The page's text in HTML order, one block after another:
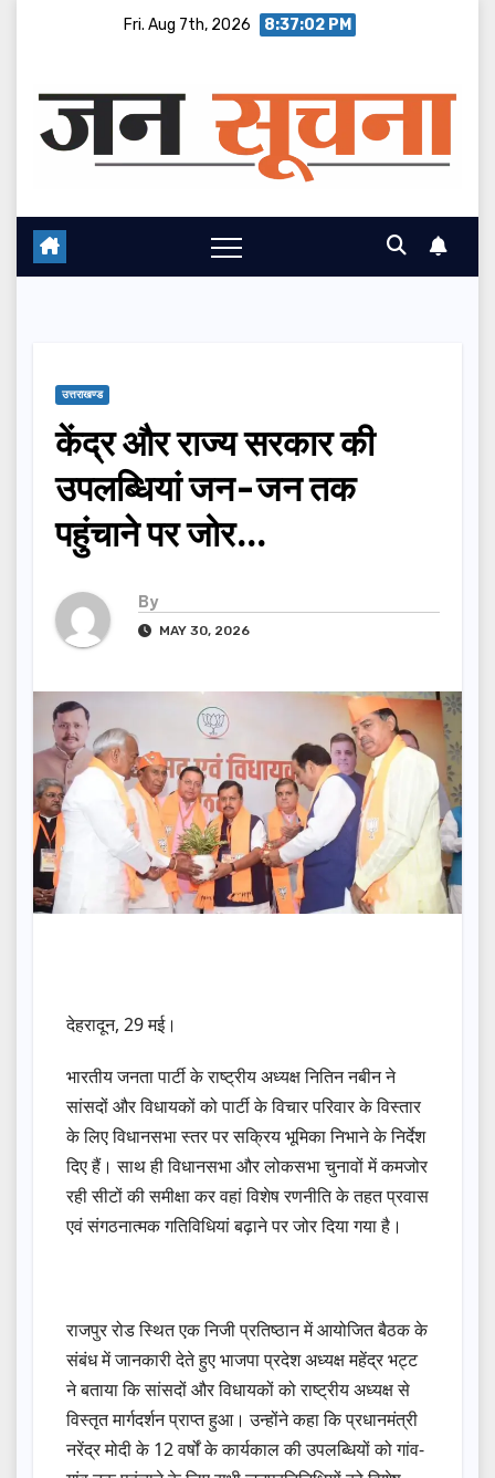
Fri. Aug 7th, 2026 8:37:03 PM
उत्तराखण्ड
केंद्र और राज्य सरकार की
उपलब्धियां जन-जन तक
पहुंचाने पर जोर…
By
MAY 30, 2026
देहरादून, 29 मई।
भारतीय जनता पार्टी के राष्ट्रीय अध्यक्ष नितिन नबीन ने
सांसदों और विधायकों को पार्टी के विचार परिवार के विस्तार
के लिए विधानसभा स्तर पर सक्रिय भूमिका निभाने के निर्देश
दिए हैं। साथ ही विधानसभा और लोकसभा चुनावों में कमजोर
रही सीटों की समीक्षा कर वहां विशेष रणनीति के तहत प्रवास
एवं संगठनात्मक गतिविधियां बढ़ाने पर जोर दिया गया है।
राजपुर रोड स्थित एक निजी प्रतिष्ठान में आयोजित बैठक के
संबंध में जानकारी देते हुए भाजपा प्रदेश अध्यक्ष महेंद्र भट्ट
ने बताया कि सांसदों और विधायकों को राष्ट्रीय अध्यक्ष से
विस्तृत मार्गदर्शन प्राप्त हुआ। उन्होंने कहा कि प्रधानमंत्री
नरेंद्र मोदी के 12 वर्षों के कार्यकाल की उपलब्धियों को गांव-